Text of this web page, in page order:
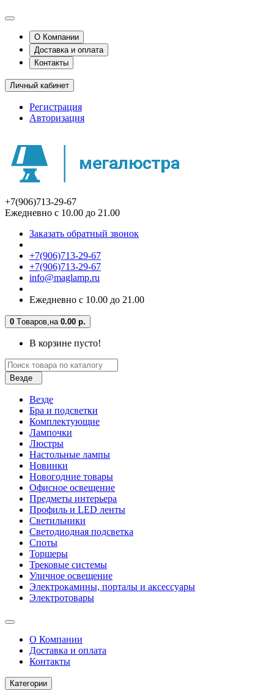
О Компании
Доставка и оплата
Контакты
Личный кабинет
Регистрация
Авторизация
+7(906)713-29-67
Ежедневно с 10.00 до 21.00
Заказать обратный звонок
+7(906)713-29-67
+7(906)713-29-67
info@maglamp.ru
Ежедневно с 10.00 до 21.00
0 Tоваров,на 0.00 р.
В корзине пусто!
Везде
Везде
Бра и подсветки
Комплектующие
Лампочки
Люстры
Настольные лампы
Новинки
Новогодние товары
Офисное освещение
Предметы интерьера
Профиль и LED ленты
Светильники
Светодиодная подсветка
Споты
Торшеры
Трековые системы
Уличное освещение
Электрокамины, порталы и аксессуары
Электротовары
О Компании
Доставка и оплата
Контакты
Категории